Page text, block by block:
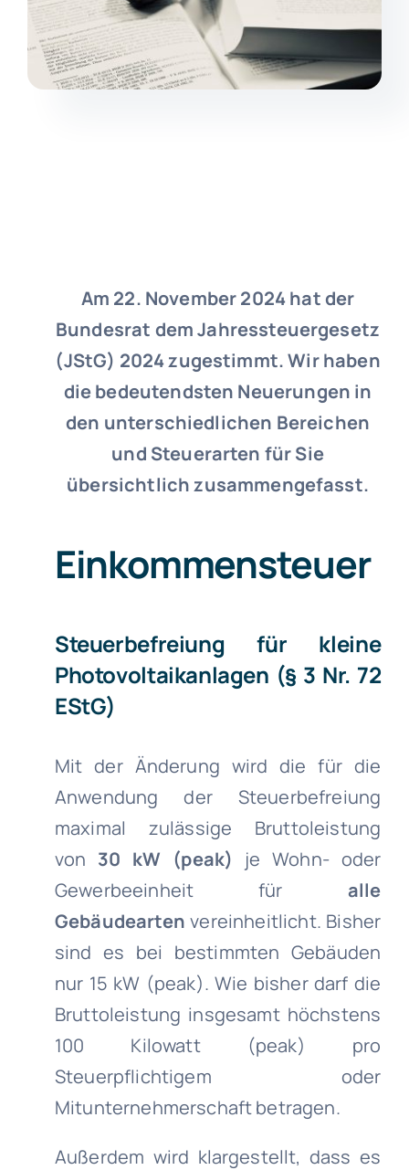
Am 22. November 2024 hat der
Bundesrat dem Jahressteuergesetz
(JStG) 2024 zugestimmt. Wir haben
die bedeutendsten Neuerungen in
den unterschiedlichen Bereichen
und Steuerarten für Sie
übersichtlich zusammengefasst.
Einkommensteuer
Steuerbefreiung für kleine
Photovoltaikanlagen (§ 3 Nr. 72
EStG)
Mit der Änderung wird die für die
Anwendung der Steuerbefreiung
maximal zulässige Bruttoleistung
von 30 kW (peak) je Wohn- oder
Gewerbeeinheit für alle
Gebäudeartenvereinheitlicht. Bisher
sind es bei bestimmten Gebäuden
nur 15 kW (peak). Wie bisher darf die
Bruttoleistung insgesamt höchstens
100 Kilowatt (peak) pro
Steuerpflichtigem oder
Mitunternehmerschaft betragen.
Außerdem wird klargestellt, dass es